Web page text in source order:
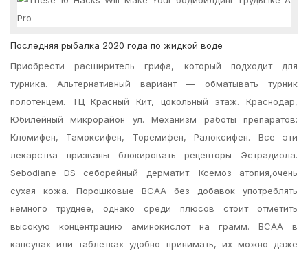
Последняя рыбалка 2020 года по жидкой воде
Приобрести расширитель грифа, который подходит для
турника. Альтернативный вариант — обматывать турник
полотенцем. ТЦ Красный Кит, цокольный этаж. Краснодар,
Юбилейный микрорайон ул. Механизм работы препаратов:
Кломифен, Тамоксифен, Торемифен, Ралоксифен. Все эти
лекарства призваны блокировать рецепторы Эстрадиола.
Sebodiane DS себорейный дерматит. Ксемоз атопия,очень
сухая кожа. Порошковые BCAA без добавок употреблять
немного труднее, однако среди плюсов стоит отметить
высокую концентрацию аминокислот на грамм. BCAA в
капсулах или таблетках удобно принимать, их можно даже